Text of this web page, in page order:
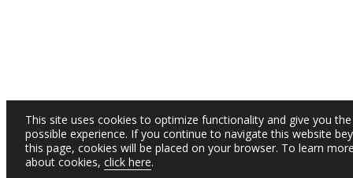
This site uses cookies to optimize functionality and give you
possible experience. If you continue to navigate this website
this page, cookies will be placed on your browser. To learn
about cookies, click here.